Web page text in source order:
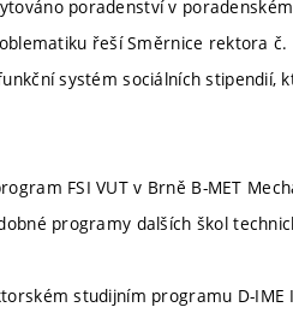
poradenství v
řeší Směrnice rektora
systém sociálních stipendií,
FSI VUT v Brně B-MET
programy dalších škol
studijním programu D-IME